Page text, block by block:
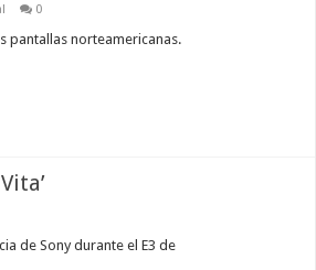
0
pantallas norteamericanas.
de Sony durante el E3 de